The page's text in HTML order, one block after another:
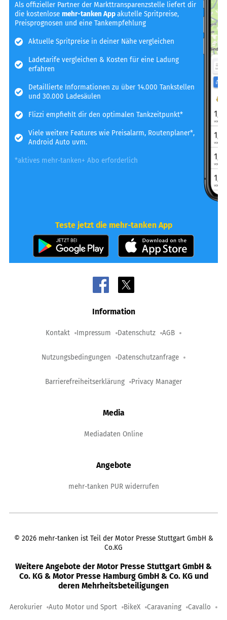
Als offizieller Partner der Markttransparenzstelle liefert dir
die kostenlosemehr-tanken Appakutelle Spritpreise,
Preisprognosen und eine Tankempfehlung
Aktuelle Spritpreise in deiner Nähe vergleichen
Ladetarife vergleichen & Kosten für eine Ladung
erfahren
Detaillierte Informationen zu über 14.000 Tankstellen
und 30.000 Ladesäulen
Flizzi empfiehlt dir den optimalen Tankzeitpunkt*
Viele weitere Features wie Preisalarm, Routenplaner*,
Android Auto uvm.
*aktives mehr-tanken+ Abo erforderlich
Teste jetzt die mehr-tanken App
Information
Kontakt Impressum Datenschutz AGB
Nutzungsbedingungen Datenschutzanfrage
Barrierefreiheitserklärung Privacy Manager
Media
Mediadaten Online
Angebote
mehr-tanken PUR widerrufen
© 2026 mehr-tanken ist Teil der Motor Presse Stuttgart GmbH &
Co.KG
Weitere Angebote der Motor Presse Stuttgart GmbH &
Co. KG & Motor Presse Hamburg GmbH & Co. KG und
deren Mehrheitsbeteiligungen
Aerokurier Auto Motor und Sport BikeX Caravaning Cavallo